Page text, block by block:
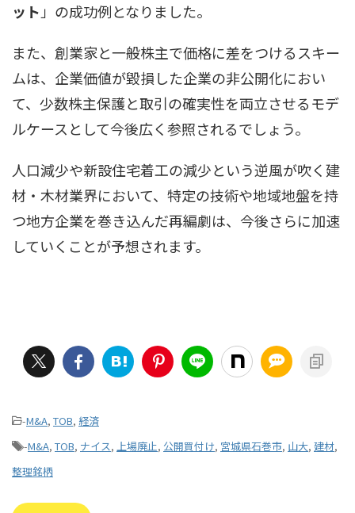
ット 」の成功例となりました。
また、創業家と一般株主で価格に差をつけるスキー
ムは、企業価値が毀損した企業の非公開化におい
て、少数株主保護と取引の確実性を両立させるモデ
ルケースとして今後広く参照されるでしょう。
人口減少や新設住宅着工の減少という逆風が吹く建
材・木材業界において、特定の技術や地域地盤を持
つ地方企業を巻き込んだ再編劇は、今後さらに加速
していくことが予想されます。
-M&A, TOB, 経済
-M&A, TOB, ナイス, 上場廃止, 公開買付け, 宮城県石巻市, 山大, 建材,
整理銘柄